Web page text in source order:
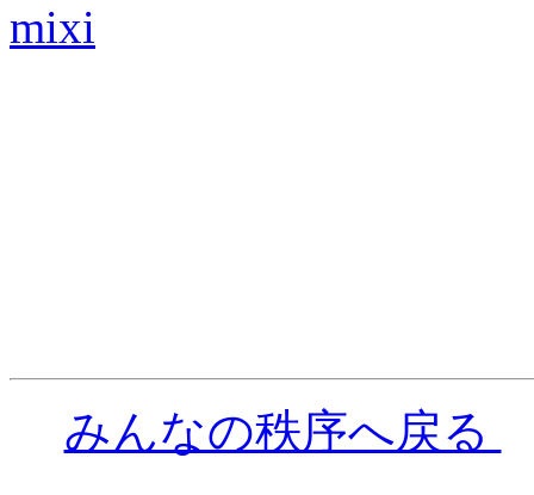
mixi
みんなの秩序へ戻る